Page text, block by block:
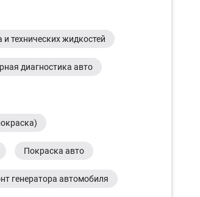
технических жидкостей
диагностика авто
Покраска авто
генератора автомобиля